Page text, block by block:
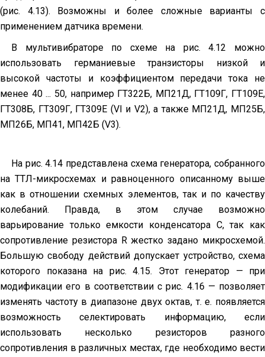
(рис. 4.13). Возможны и более сложные варианты с
применением датчика времени.
В мультивибраторе по схеме на рис. 4.12 можно
использовать германие­вые транзисторы низкой и
высокой частоты и коэффициентом передачи тока не
менее 40 ... 50, например ГТ322Б, МП21Д, ГТ109Г, ГТ109Е,
ГТ308Б, ГТ309Г, ГТ309Е (VI и V2), а также МП21Д, МП25Б,
МП26Б, МП41, МП42Б (V3).
На рис. 4.14 представлена схема генератора, собранного
на ТТЛ-микросхемах и равноценного описанному выше
как в отно­шении схемных элементов, так и по качеству
колебаний. Правда, в этом случае возможно
варьирование только емкости конденсатора С, так как
сопротивление резистора R жестко задано микро­схемой.
Большую свободу действий допускает устройство, схема
которого показана на рис. 4.15. Этот генератор — при
модифи­кации его в соответствии с рис. 4.16 — позволяет
изменять часто­ту в диапазоне двух октав, т. е. появляется
возможность селекти­ровать информацию, если
использовать несколько резисторов разного
сопротивления в различных местах, где необходимо вести